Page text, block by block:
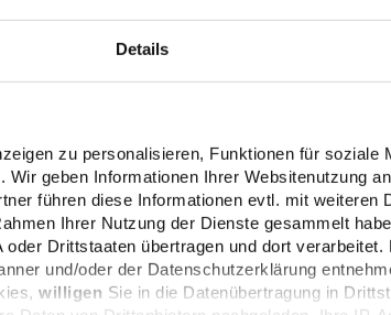
Details
zu personalisieren, Funktionen für soziale
geben Informationen Ihrer Websitenutzung
führen diese Informationen evtl. mit weiteren
Ihrer Nutzung der Dienste gesammelt
Drittstaaten übertragen und dort verarbeitet.
und/oder der Datenschutzerklärung
willigen Sie in die Datenübertragung in
der Interzero Recycling Alliance
(INTERZERO RECYCLING ALLIANCE)